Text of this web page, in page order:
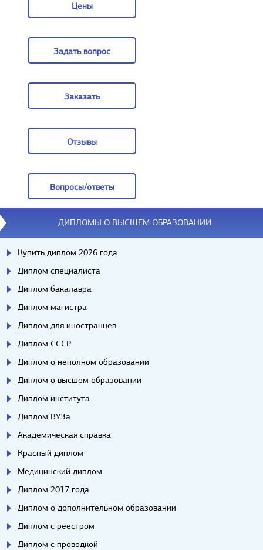
Цены
Задать вопрос
Заказать
Отзывы
Вопросы/ответы
Вопросы/ответы
ДИПЛОМЫ О ВЫСШЕМ ОБРАЗОВАНИИ
Купить диплом 2026 года
Диплом специалиста
Диплом бакалавра
Диплом магистра
Диплом для иностранцев
Диплом СССР
Диплом о неполном образовании
Диплом о высшем образовании
Диплом института
Диплом ВУЗа
Академическая справка
Красный диплом
Медицинский диплом
Диплом 2017 года
Диплом о дополнительном образовании
Диплом с реестром
Диплом с проводкой